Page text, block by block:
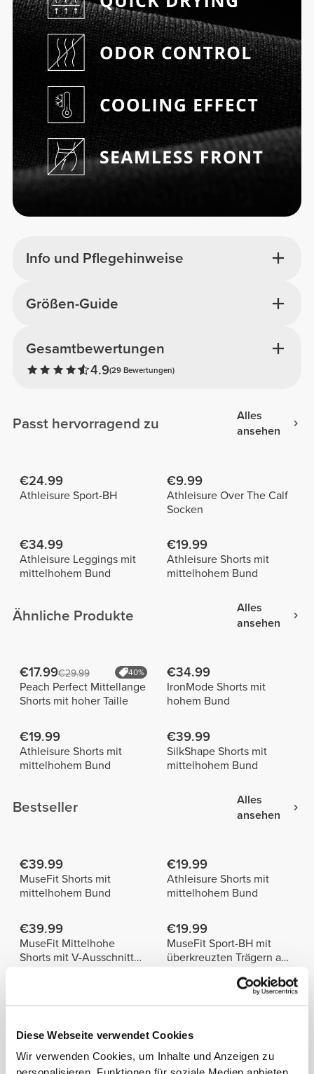
Diese Webseite verwendet Cookies
Wir verwenden Cookies, um Inhalte und Anzeigen zu
Info und Pflegehinweise
Gesamtbewertungen
4.9(29 Bewertungen)
Größen-Guide
Passt hervorragend zu
Alles
ansehen
€24.99
Athleisure Sport-BH
€9.99
Athleisure Over The Calf
Socken
€34.99
Athleisure Leggings mit
mittelhohem Bund
€19.99
Athleisure Shorts mit
mittelhohem Bund
Ähnliche Produkte
Alles
ansehen
€17.99€29.99 40%
Peach Perfect Mittellange
Shorts mit hoher Taille
€34.99
IronMode Shorts mit
hohem Bund
€19.99
Athleisure Shorts mit
mittelhohem Bund
€39.99
SilkShape Shorts mit
mittelhohem Bund
Bestseller
Alles
ansehen
€39.99
MuseFit Shorts mit
mittelhohem Bund
€19.99
Athleisure Shorts mit
mittelhohem Bund
€39.99
MuseFit Mittelhohe
Shorts mit V-Ausschnitt
€19.99
MuseFit Sport-BH mit
überkreuzten Trägern am
Info und Pflegehinweise
Größe des Models: 1,78 m - 5'10" | Model trägt
Größe S